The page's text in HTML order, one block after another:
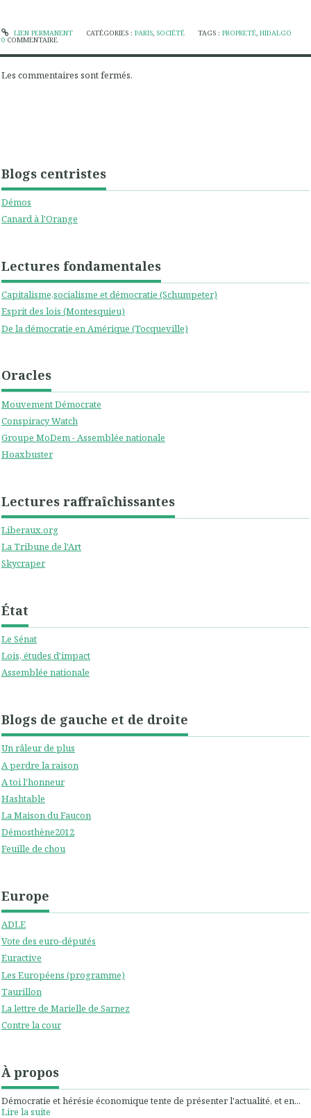
Blogs centristes
Démos
Canard à l'Orange
Lectures fondamentales
Capitalisme,socialisme et démocratie (Schumpeter)
Esprit des lois (Montesquieu)
De la démocratie en Amérique (Tocqueville)
Oracles
Mouvement Démocrate
Conspiracy Watch
Groupe MoDem - Assemblée nationale
Hoaxbuster
Lectures raffraîchissantes
Liberaux.org
La Tribune de l'Art
Skycraper
État
Le Sénat
Lois, études d'impact
Assemblée nationale
Blogs de gauche et de droite
Un râleur de plus
A perdre la raison
A toi l'honneur
Hashtable
La Maison du Faucon
Démosthène2012
Feuille de chou
Europe
ADLE
Vote des euro-députés
Euractive
Les Européens (programme)
Taurillon
La lettre de Marielle de Sarnez
Contre la cour
À propos
Démocratie et hérésie économique tente de présenter l'actualité, et en...
Lire la suite
LIEN PERMANENT CATÉGORIES : PARIS, SOCIÉTÉ TAGS :PROPRETÉ,HIDALGO
0 COMMENTAIRE
Les commentaires sont fermés.